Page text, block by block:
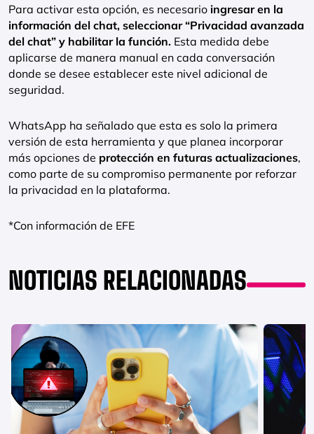
Para activar esta opción, es necesario ingresar en la
información del chat, seleccionar “Privacidad avanzada
del chat” y habilitar la función. Esta medida debe
aplicarse de manera manual en cada conversación
donde se desee establecer este nivel adicional de
seguridad.
WhatsApp ha señalado que esta es solo la primera
versión de esta herramienta y que planea incorporar
más opciones de protección en futuras actualizaciones,
como parte de su compromiso permanente por reforzar
la privacidad en la plataforma.
*Con información de EFE
NOTICIAS RELACIONADAS